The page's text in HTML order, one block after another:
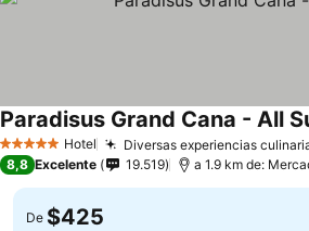
5 Estrellas Hotel Diversas experiencias
Paradisus Grand Cana - All
8,8 Excelente 19.519 a 1.9 km de:
De $425